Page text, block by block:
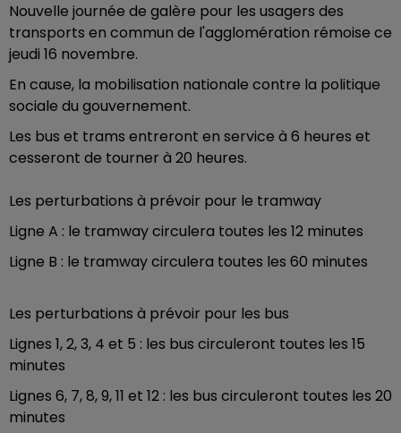
Nouvelle journée de galère pour les usagers des
transports en commun de l'agglomération rémoise ce
jeudi 16 novembre.
En cause, la mobilisation nationale contre la politique
sociale du gouvernement.
Les bus et trams entreront en service à 6 heures et
cesseront de tourner à 20 heures.
Les perturbations à prévoir pour le tramway
Ligne A : le tramway circulera toutes les 12 minutes
Ligne B : le tramway circulera toutes les 60 minutes
Les perturbations à prévoir pour les bus
Lignes 1, 2, 3, 4 et 5 : les bus circuleront toutes les 15
minutes
Lignes 6, 7, 8, 9, 11 et 12 : les bus circuleront toutes les 20
minutes